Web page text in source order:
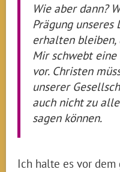
Wie aber dann?
Prägung unseres
erhalten
Mir schwebt
vor. Christen
unserer
auch nicht zu
sagen können.
Ich halte es vor